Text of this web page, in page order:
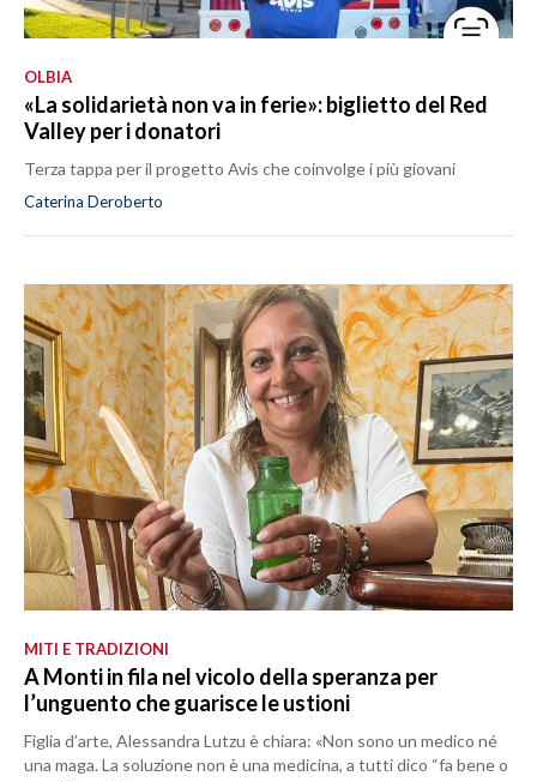
OLBIA
«La solidarietà non va in ferie»: biglietto del Red
Valley per i donatori
Terza tappa per il progetto Avis che coinvolge i più giovani
Caterina Deroberto
MITI E TRADIZIONI
A Monti in fila nel vicolo della speranza per
l’unguento che guarisce le ustioni
Figlia d’arte, Alessandra Lutzu è chiara: «Non sono un medico né
una maga. La soluzione non è una medicina, a tutti dico “fa bene o